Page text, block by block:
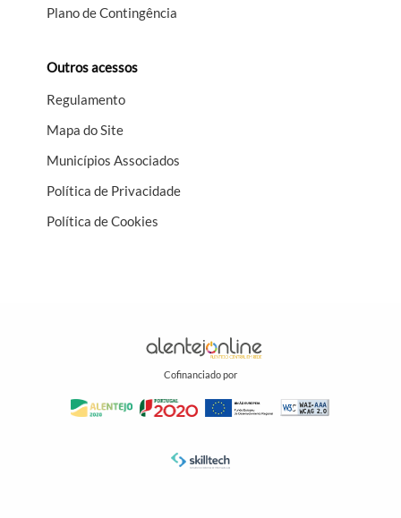
Plano de Contingência
Outros acessos
Regulamento
Mapa do Site
Municípios Associados
Política de Privacidade
Política de Cookies
Cofinanciado por